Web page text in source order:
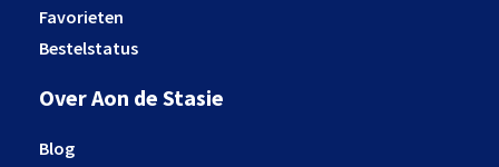
Favorieten
Bestelstatus
Over Aon de Stasie
Blog